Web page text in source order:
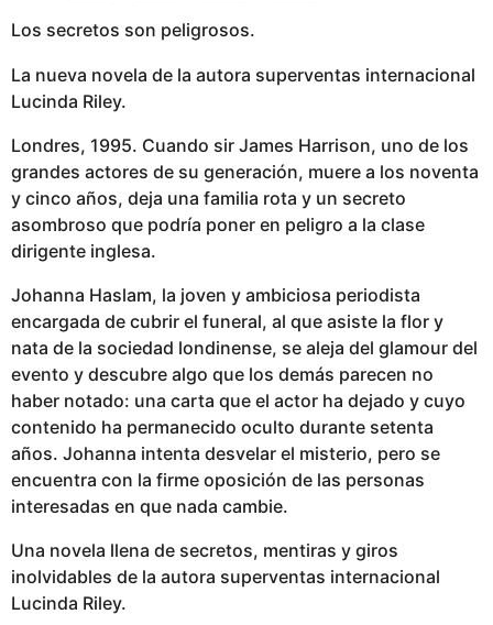
Los secretos son peligrosos.
La nueva novela de la autora superventas internacional
Lucinda Riley.
Londres, 1995. Cuando sir James Harrison, uno de los
grandes actores de su generación, muere a los noventa
y cinco años, deja una familia rota y un secreto
asombroso que podría poner en peligro a la clase
dirigente inglesa.
Johanna Haslam, la joven y ambiciosa periodista
encargada de cubrir el funeral, al que asiste la flor y
nata de la sociedad londinense, se aleja del glamour del
evento y descubre algo que los demás parecen no
haber notado: una carta que el actor ha dejado y cuyo
contenido ha permanecido oculto durante setenta
años. Johanna intenta desvelar el misterio, pero se
encuentra con la firme oposición de las personas
interesadas en que nada cambie.
Una novela llena de secretos, mentiras y giros
inolvidables de la autora superventas internacional
Lucinda Riley.